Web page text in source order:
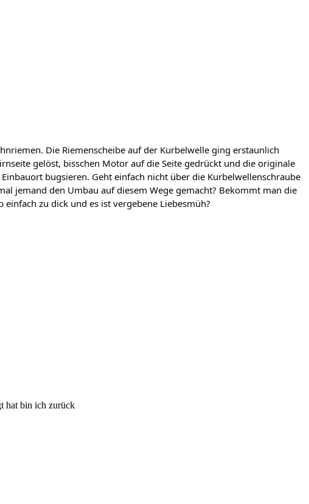
Die Riemenscheibe auf der Kurbelwelle ging erstaunlich
gelöst, bisschen Motor auf die Seite gedrückt und die originale
bugsieren. Geht einfach nicht über die Kurbelwellenschraube
jemand den Umbau auf diesem Wege gemacht? Bekommt man die
zu dick und es ist vergebene Liebesmüh?
hat bin ich zurück